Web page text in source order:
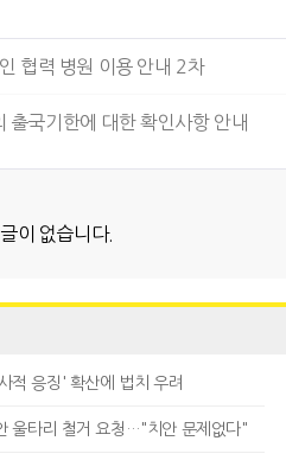
협력 병원 이용 안내 2차
출국기한에 대한 확인사항 안내
이 없습니다.
적 응징' 확산에 법치 우려
울타리 철거 요청…"치안 문제없다"